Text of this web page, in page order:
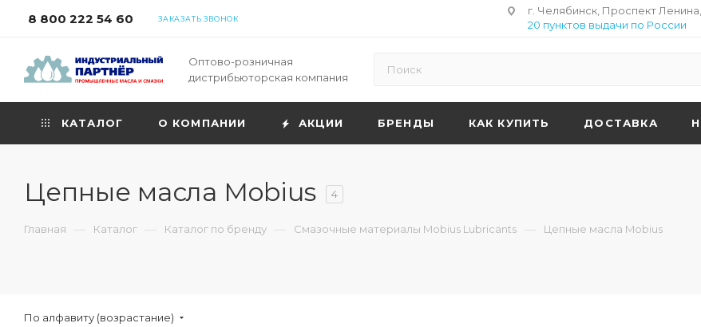
8 800 222 54 60 ЗАКАЗАТЬ ЗВОНОК
г. Челябинск, Проспект
20 пунктов выдачи по России
Оптово-розничная
дистрибьюторская компания
КАТАЛОГ О КОМПАНИИ АКЦИИ БРЕНДЫ КАК КУПИТЬ ДОСТАВКА
Цепные масла Mobius 4
Главная — Каталог — Каталог по бренду — Смазочные материалы Mobius Lubricants — Цепные масла Mobius
По алфавиту (возрастание)